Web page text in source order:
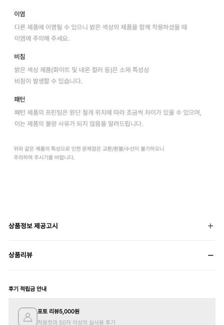
상품정보 제공고시
상품리뷰
후기 적립금 안내
포토 리뷰5,000원
착용컷과 50자 이상의 실사용 후기